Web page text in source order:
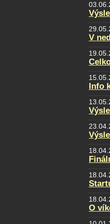
V
Info
O